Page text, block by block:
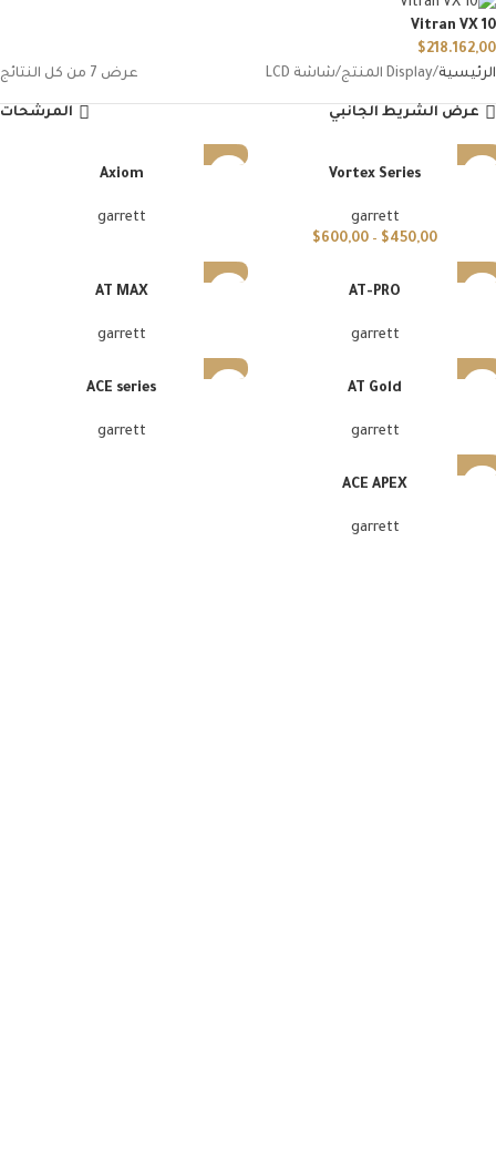
Vitran VX 10
$218.162,00
الرئيسية Display المنتج شاشة LCD عرض ⁦7⁩ من كل النتائج
عرض الشريط الجانبي المرشحات
Vortex Series
garrett
$450,00
–
$600,00
Axiom
garrett
AT-PRO
garrett
AT MAX
garrett
AT Gold
garrett
ACE series
garrett
ACE APEX
garrett